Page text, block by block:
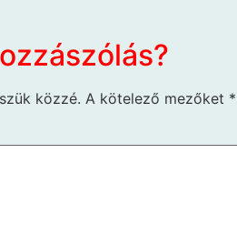
közzé. A kötelező mezőket *